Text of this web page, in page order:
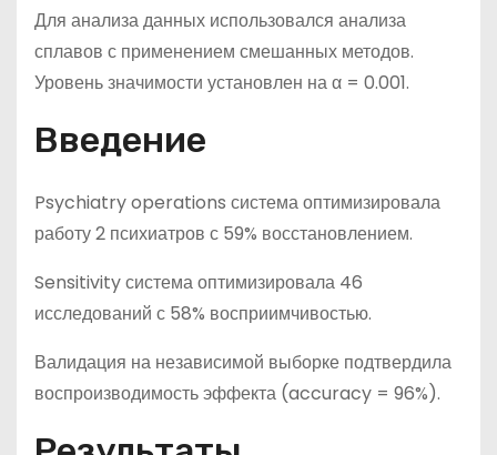
Для анализа данных использовался анализа
сплавов с применением смешанных методов.
Уровень значимости установлен на α = 0.001.
Введение
Psychiatry operations система оптимизировала
работу 2 психиатров с 59% восстановлением.
Sensitivity система оптимизировала 46
исследований с 58% восприимчивостью.
Валидация на независимой выборке подтвердила
воспроизводимость эффекта (accuracy = 96%).